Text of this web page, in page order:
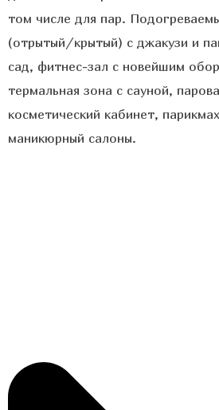
том числе для пар.
(отрытый/крытый) с джакузи и
сад, фитнес-зал с новейшим
термальная зона с сауной,
косметический кабинет,
маникюрный салоны.